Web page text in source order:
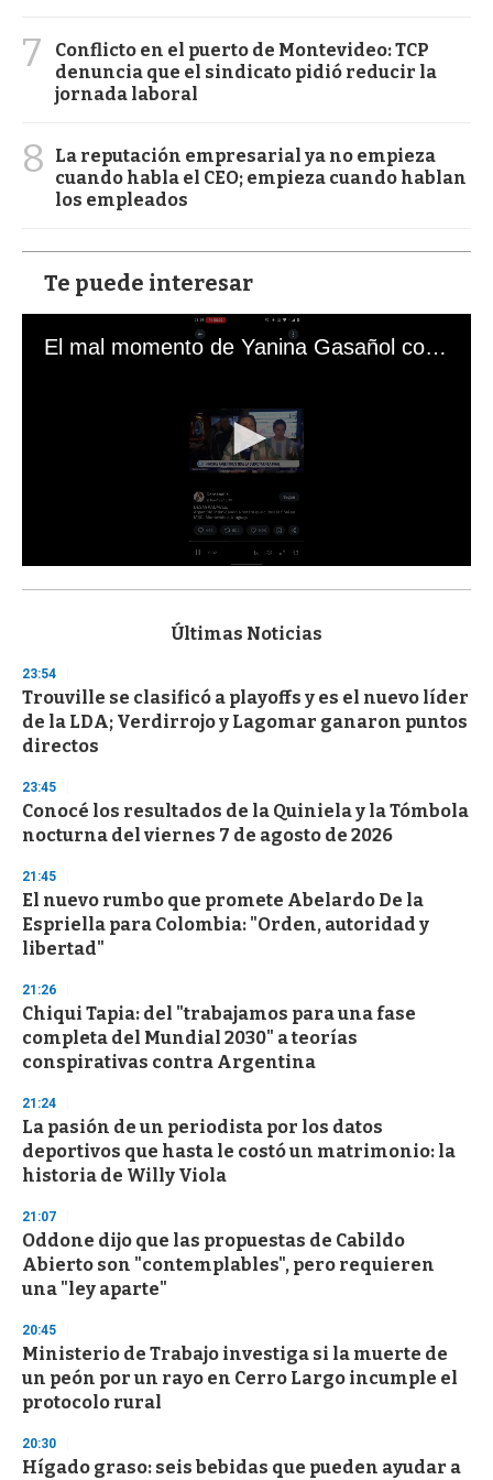
7
Conflicto en el puerto de Montevideo: TCP
denuncia que el sindicato pidió reducir la
jornada laboral
8
La reputación empresarial ya no empieza
cuando habla el CEO; empieza cuando hablan
los empleados
Te puede interesar
El mal momento de Yanina Gasañol con un hincha argentino en "Subrayado"
s
d
s
o
f
3
s
e
c
o
d
s
Últimas Noticias
23:54
Trouville se clasificó a playoffs y es el nuevo líder
de la LDA; Verdirrojo y Lagomar ganaron puntos
directos
23:45
Conocé los resultados de la Quiniela y la Tómbola
nocturna del viernes 7 de agosto de 2026
21:45
El nuevo rumbo que promete Abelardo De la
Espriella para Colombia: "Orden, autoridad y
libertad"
21:26
Chiqui Tapia: del "trabajamos para una fase
completa del Mundial 2030" a teorías
conspirativas contra Argentina
21:24
La pasión de un periodista por los datos
deportivos que hasta le costó un matrimonio: la
historia de Willy Viola
21:07
Oddone dijo que las propuestas de Cabildo
Abierto son "contemplables", pero requieren
una "ley aparte"
20:45
Ministerio de Trabajo investiga si la muerte de
un peón por un rayo en Cerro Largo incumple el
protocolo rural
20:30
Hígado graso: seis bebidas que pueden ayudar a